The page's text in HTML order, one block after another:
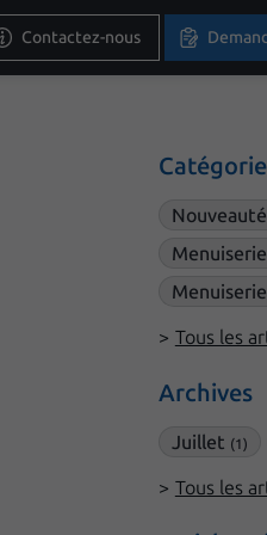
Contactez-nous
Nouveauté
Tous les
Archives
Juillet (1)
Tous les